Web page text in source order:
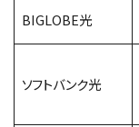
BIGLOBE光
ソフトバンク光